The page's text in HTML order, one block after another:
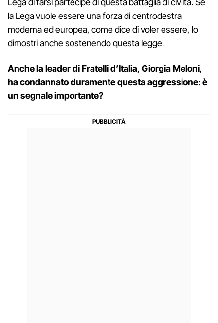
Lega di farsi partecipe di questa battaglia di civiltà. Se
la Lega vuole essere una forza di centrodestra
moderna ed europea, come dice di voler essere, lo
dimostri anche sostenendo questa legge.
Anche la leader di Fratelli d’Italia, Giorgia Meloni,
ha condannato duramente questa aggressione: è
un segnale importante?